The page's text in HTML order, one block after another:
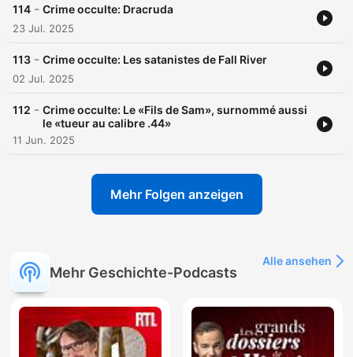
114 - Crime occulte: Dracruda
23 Jul. 2025
113 - Crime occulte: Les satanistes de Fall River
02 Jul. 2025
112 - Crime occulte: Le «Fils de Sam», surnommé aussi
le «tueur au calibre .44»
11 Jun. 2025
Mehr Folgen anzeigen
Mehr Geschichte-Podcasts
Alle ansehen